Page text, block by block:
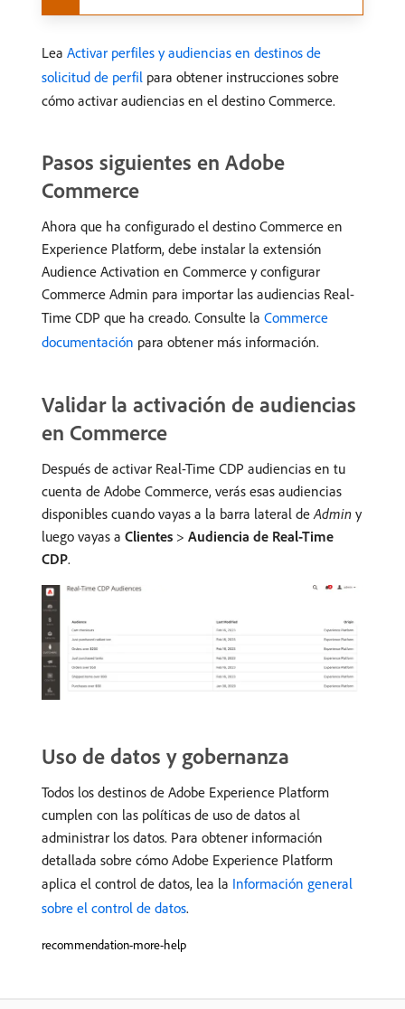
Lea Activar perfiles y audiencias en destinos de
solicitud de perfil para obtener instrucciones sobre
cómo activar audiencias en el destino Commerce.
Pasos siguientes en Adobe
Commerce
Ahora que ha configurado el destino Commerce en
Experience Platform, debe instalar la extensión
Audience Activation en Commerce y configurar
Commerce Admin para importar las audiencias Real-
Time CDP que ha creado. Consulte la Commerce
documentación para obtener más información.
Validar la activación de audiencias
en Commerce
Después de activar Real-Time CDP audiencias en tu
cuenta de Adobe Commerce, verás esas audiencias
disponibles cuando vayas a la barra lateral deAdmin y
luego vayas a Clientes > Audiencia de Real-Time
CDP.
Uso de datos y gobernanza
Todos los destinos de Adobe Experience Platform
cumplen con las políticas de uso de datos al
administrar los datos. Para obtener información
detallada sobre cómo Adobe Experience Platform
aplica el control de datos, lea la Información general
sobre el control de datos.
recommendation-more-help